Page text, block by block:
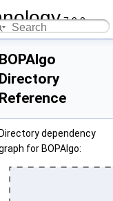
7.9.0
BOPAlgo
Directory
Reference
Directory dependency
for BOPAlgo: